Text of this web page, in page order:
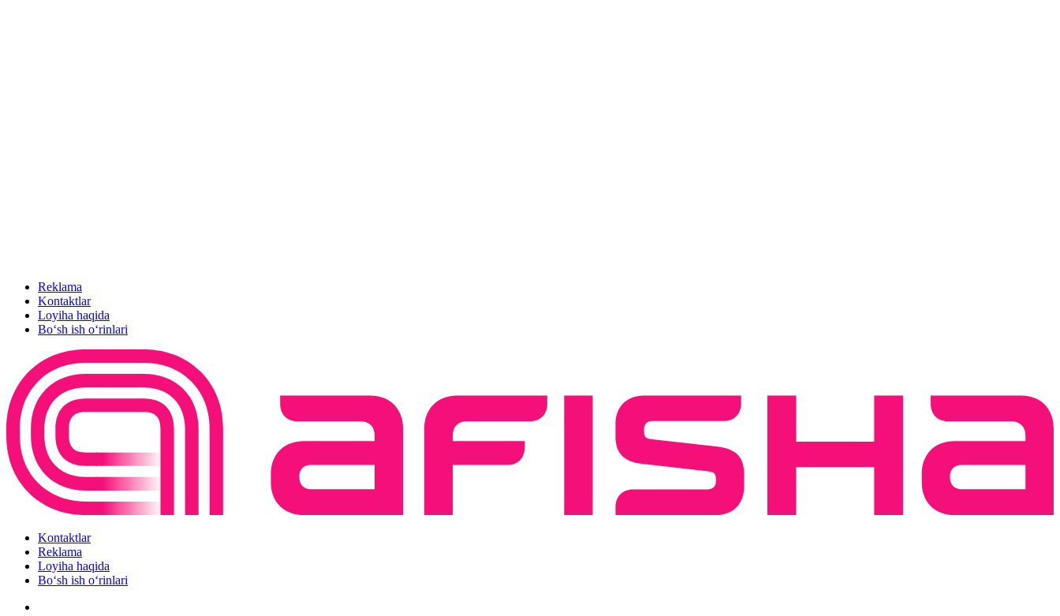
Reklama
Kontaktlar
Loyiha haqida
Bo‘sh ish o‘rinlari
Kontaktlar
Reklama
Loyiha haqida
Bo‘sh ish o‘rinlari